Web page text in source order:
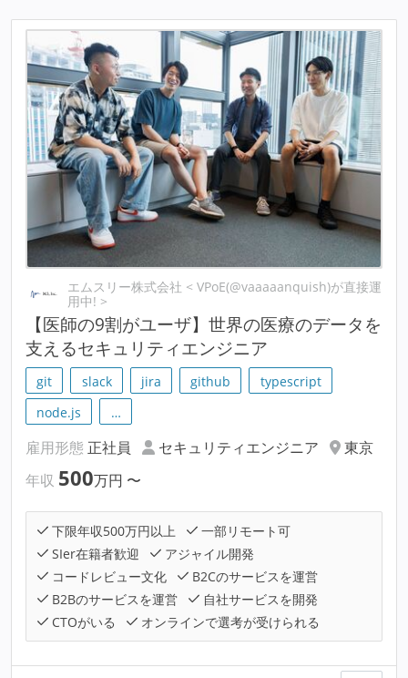
エムスリー株式会社 < VPoE(@vaaaaanquish)が直接運
用中! >
【医師の9割がユーザ】世界の医療のデータを
支えるセキュリティエンジニア
git slack jira github
typescript
node.js
…
雇用形態 正社員 セキュリティエンジニア
東京
年収 500万円 〜
下限年収500万円以上
一部リモート可
SIer在籍者歓迎
アジャイル開発
コードレビュー文化
B2Cのサービスを運営
B2Bのサービスを運営
自社サービスを開発
CTOがいる
オンラインで選考が受けられる